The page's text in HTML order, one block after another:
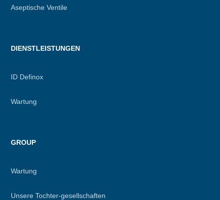
Aseptische Ventile
DIENSTLEISTUNGEN
ID Definox
Wartung
GROUP
Wartung
Unsere Tochter-gesellschaften